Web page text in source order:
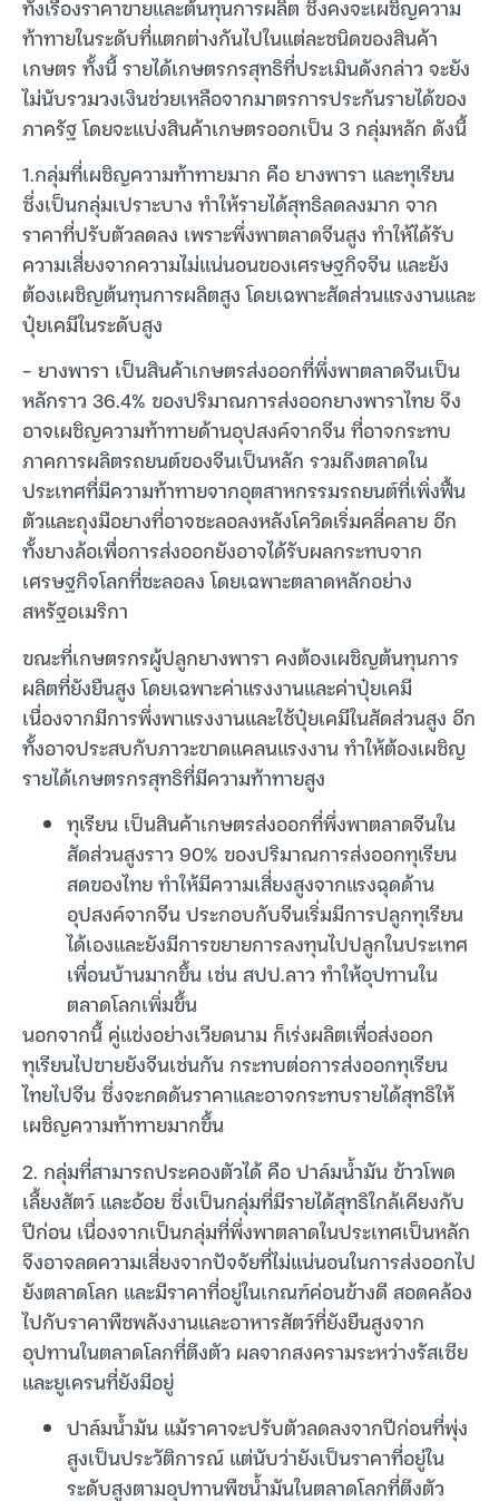
ทั้งเรื่องราคาขายและต้นทุนการผลิต ซึ่งคงจะเผชิญความ
ท้าทายในระดับที่แตกต่างกันไปในแต่ละชนิดของสินค้า
เกษตร ทั้งนี้ รายได้เกษตรกรสุทธิที่ประเมินดังกล่าว จะยัง
ไม่นับรวมวงเงินช่วยเหลือจากมาตรการประกันรายได้ของ
ภาครัฐ โดยจะแบ่งสินค้าเกษตรออกเป็น 3 กลุ่มหลัก ดังนี้
1.กลุ่มที่เผชิญความท้าทายมาก คือ ยางพารา และทุเรียน
ซึ่งเป็นกลุ่มเปราะบาง ทำให้รายได้สุทธิลดลงมาก จาก
ราคาที่ปรับตัวลดลง เพราะพึ่งพาตลาดจีนสูง ทำให้ได้รับ
ความเสี่ยงจากความไม่แน่นอนของเศรษฐกิจจีน และยัง
ต้องเผชิญต้นทุนการผลิตสูง โดยเฉพาะสัดส่วนแรงงานและ
ปุ๋ยเคมีในระดับสูง
– ยางพารา เป็นสินค้าเกษตรส่งออกที่พึ่งพาตลาดจีนเป็น
หลักราว 36.4% ของปริมาณการส่งออกยางพาราไทย จึง
อาจเผชิญความท้าทายด้านอุปสงค์จากจีน ที่อาจกระทบ
ภาคการผลิตรถยนต์ของจีนเป็นหลัก รวมถึงตลาดใน
ประเทศที่มีความท้าทายจากอุตสาหกรรมรถยนต์ที่เพิ่งฟื้น
ตัวและถุงมือยางที่อาจชะลอลงหลังโควิดเริ่มคลี่คลาย อีก
ทั้งยางล้อเพื่อการส่งออกยังอาจได้รับผลกระทบจาก
เศรษฐกิจโลกที่ชะลอลง โดยเฉพาะตลาดหลักอย่าง
สหรัฐอเมริกา
ขณะที่เกษตรกรผู้ปลูกยางพารา คงต้องเผชิญต้นทุนการ
ผลิตที่ยังยืนสูง โดยเฉพาะค่าแรงงานและค่าปุ๋ยเคมี
เนื่องจากมีการพึ่งพาแรงงานและใช้ปุ๋ยเคมีในสัดส่วนสูง อีก
ทั้งอาจประสบกับภาวะขาดแคลนแรงงาน ทำให้ต้องเผชิญ
รายได้เกษตรกรสุทธิที่มีความท้าทายสูง
ทุเรียน เป็นสินค้าเกษตรส่งออกที่พึ่งพาตลาดจีนใน
สัดส่วนสูงราว 90% ของปริมาณการส่งออกทุเรียน
สดของไทย ทำให้มีความเสี่ยงสูงจากแรงฉุดด้าน
อุปสงค์จากจีน ประกอบกับจีนเริ่มมีการปลูกทุเรียน
ได้เองและยังมีการขยายการลงทุนไปปลูกในประเทศ
เพื่อนบ้านมากขึ้น เช่น สปป.ลาว ทำให้อุปทานใน
ตลาดโลกเพิ่มขึ้น
นอกจากนี้ คู่แข่งอย่างเวียดนาม ก็เร่งผลิตเพื่อส่งออก
ทุเรียนไปขายยังจีนเช่นกัน กระทบต่อการส่งออกทุเรียน
ไทยไปจีน ซึ่งจะกดดันราคาและอาจกระทบรายได้สุทธิให้
เผชิญความท้าทายมากขึ้น
2. กลุ่มที่สามารถประคองตัวได้ คือ ปาล์มน้ำมัน ข้าวโพด
เลี้ยงสัตว์ และอ้อย ซึ่งเป็นกลุ่มที่มีรายได้สุทธิใกล้เคียงกับ
ปีก่อน เนื่องจากเป็นกลุ่มที่พึ่งพาตลาดในประเทศเป็นหลัก
จึงอาจลดความเสี่ยงจากปัจจัยที่ไม่แน่นอนในการส่งออกไป
ยังตลาดโลก และมีราคาที่อยู่ในเกณฑ์ค่อนข้างดี สอดคล้อง
ไปกับราคาพืชพลังงานและอาหารสัตว์ที่ยังยืนสูงจาก
อุปทานในตลาดโลกที่ตึงตัว ผลจากสงครามระหว่างรัสเซีย
และยูเครนที่ยังมีอยู่
ปาล์มน้ำมัน แม้ราคาจะปรับตัวลดลงจากปีก่อนที่พุ่ง
สูงเป็นประวัติการณ์ แต่นับว่ายังเป็นราคาที่อยู่ใน
ระดับสูงตามอุปทานพืชน้ำมันในตลาดโลกที่ตึงตัว